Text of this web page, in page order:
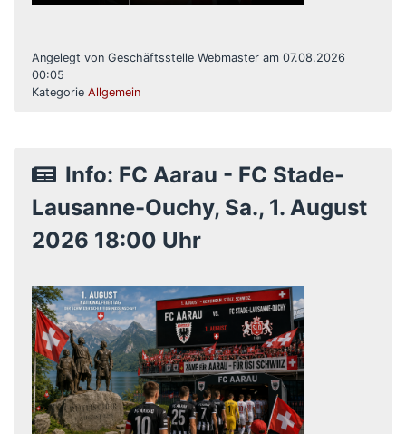
Angelegt von Geschäftsstelle Webmaster am 07.08.2026
00:05
Kategorie Allgemein
Info: FC Aarau - FC Stade-
Lausanne-Ouchy, Sa., 1. August
2026 18:00 Uhr